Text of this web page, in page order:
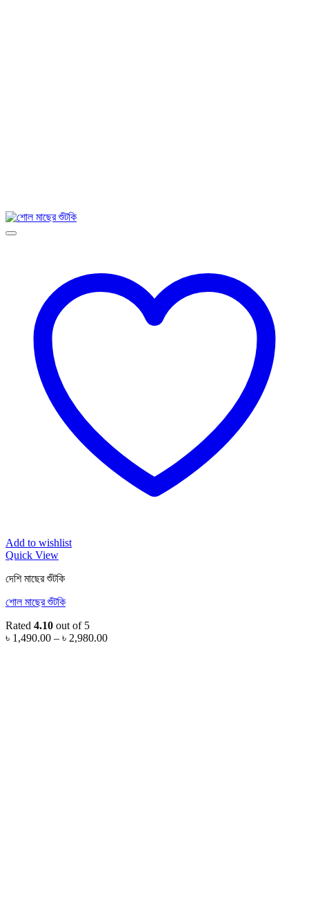
Add to wishlist
Quick View
দেশি মাছের শুঁটকি
শোল মাছের শুঁটকি
Rated 4.10 out of 5
৳ 1,490.00 – ৳ 2,980.00Price